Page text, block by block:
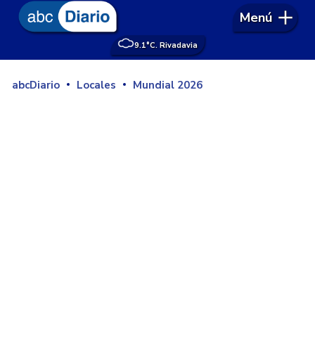
9.1°C. Rivadavia
Menú
abcDiario Locales Mundial 2026